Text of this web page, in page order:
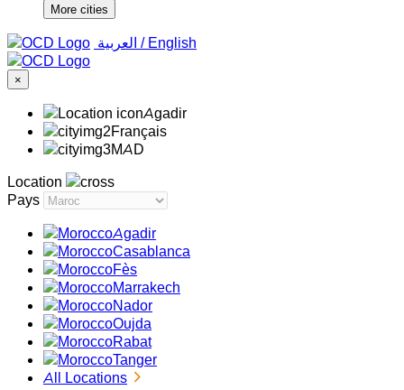
More cities
‏العربية ‏ / English
×
Agadir
Français
MAD
Location
Pays
Agadir
Casablanca
Fès
Marrakech
Nador
Oujda
Rabat
Tanger
All Locations